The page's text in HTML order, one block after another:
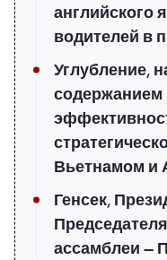
английского
водителей в
Углубление,
Вьетнамом и
Генсек,
ассамблеи —